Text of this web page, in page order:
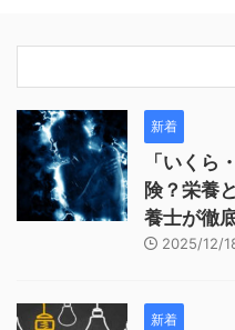
新着
「いくら
険？栄養
養士が徹
2025/12/
新着